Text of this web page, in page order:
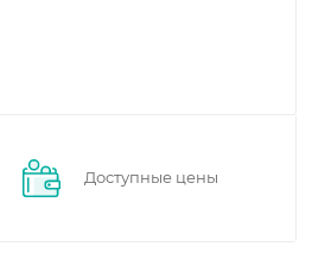
Доступные цены